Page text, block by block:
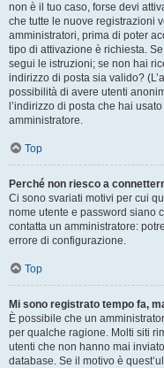
non è il tuo caso, forse devi
che tutte le nuove registrazioni
amministratori, prima di poter
tipo di attivazione è richiesta.
segui le istruzioni; se non hai
indirizzo di posta sia valido?
possibilità di avere utenti
l’indirizzo di posta che hai
amministratore.
Top
Perché non riesco a
Ci sono svariati motivi per cui
nome utente e password siano
contatta un amministratore:
errore di configurazione.
Top
Mi sono registrato tempo fa,
È possibile che un
per qualche ragione. Molti siti
utenti che non hanno mai
database. Se il motivo è